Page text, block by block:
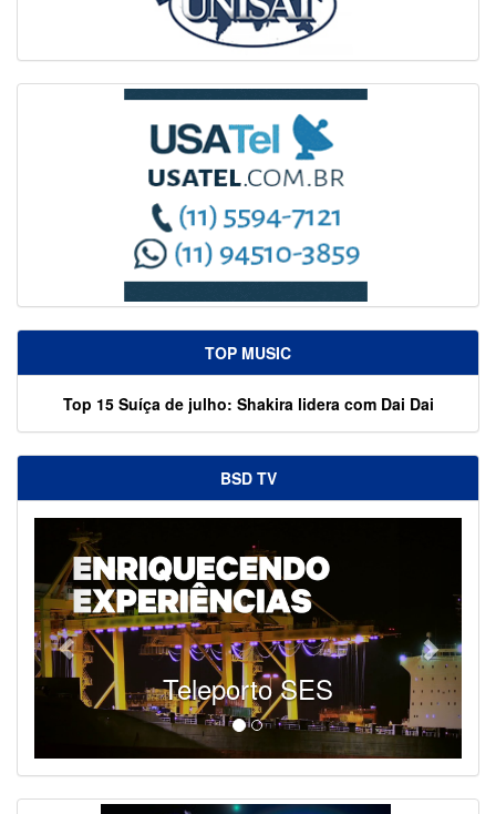
TOP MUSIC
Top 15 Suíça de julho: Shakira lidera com Dai Dai
BSD TV
Teleporto SES